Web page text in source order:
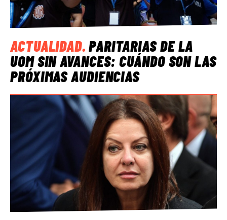
ACTUALIDAD.PARITARIAS DE LA
UOM SIN AVANCES: CUÁNDO SON LAS
PRÓXIMAS AUDIENCIAS